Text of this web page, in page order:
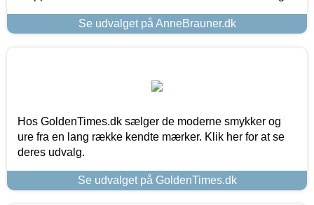
Se udvalget på AnneBrauner.dk
Hos GoldenTimes.dk sælger de moderne smykker og
ure fra en lang række kendte mærker. Klik her for at se
deres udvalg.
Se udvalget på GoldenTimes.dk